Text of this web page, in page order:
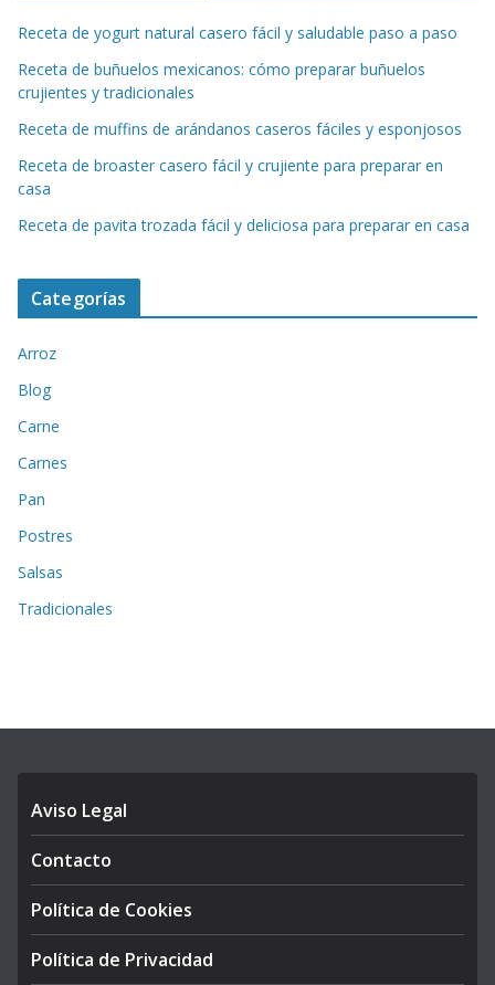
Receta de yogurt natural casero fácil y saludable paso a paso
Receta de buñuelos mexicanos: cómo preparar buñuelos
crujientes y tradicionales
Receta de muffins de arándanos caseros fáciles y esponjosos
Receta de broaster casero fácil y crujiente para preparar en
casa
Receta de pavita trozada fácil y deliciosa para preparar en casa
Categorías
Arroz
Blog
Carne
Carnes
Pan
Postres
Salsas
Tradicionales
Aviso Legal
Contacto
Política de Cookies
Política de Privacidad